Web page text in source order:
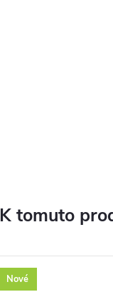
K tomuto
Nové